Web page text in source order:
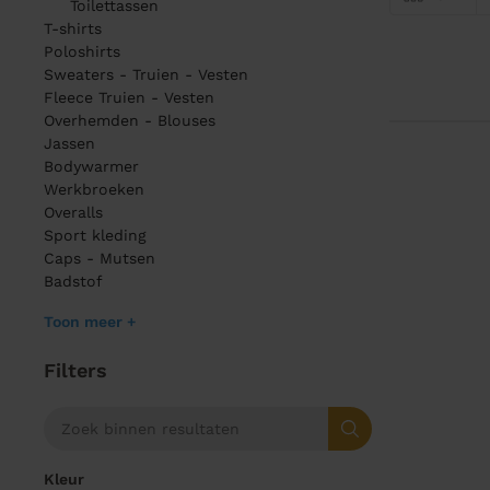
Toilettassen
T-shirts
Poloshirts
Sweaters - Truien - Vesten
Fleece Truien - Vesten
Overhemden - Blouses
Jassen
Bodywarmer
Werkbroeken
Overalls
Sport kleding
Caps - Mutsen
Badstof
Toon meer +
Filters
Kleur